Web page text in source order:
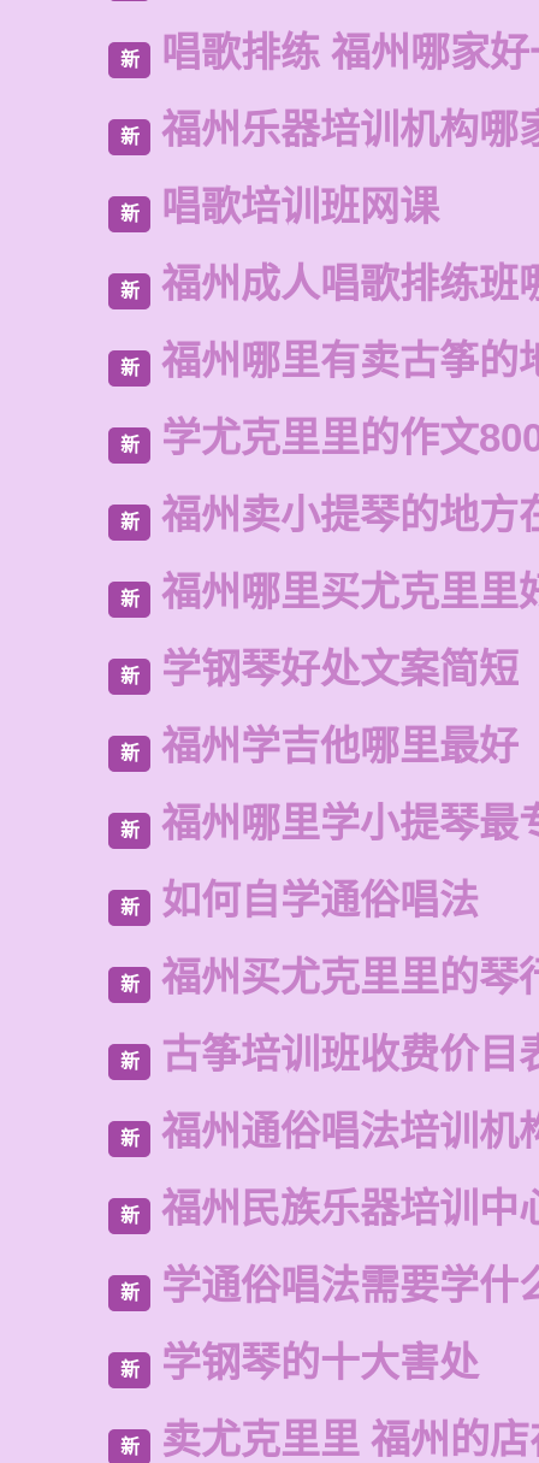
新 唱歌排练 福州哪家
新 福州乐器培训机构哪
新 唱歌培训班网课
新 福州成人唱歌排练班
新 福州哪里有卖古筝的
新 学尤克里里的作文
新 福州卖小提琴的地方
新 福州哪里买尤克里里
新 学钢琴好处文案简短
新 福州学吉他哪里最好
新 福州哪里学小提琴最
新 如何自学通俗唱法
新 福州买尤克里里的琴
新 古筝培训班收费价目
新 福州通俗唱法培训机
新 福州民族乐器培训中
新 学通俗唱法需要学什
新 学钢琴的十大害处
新 卖尤克里里 福州的